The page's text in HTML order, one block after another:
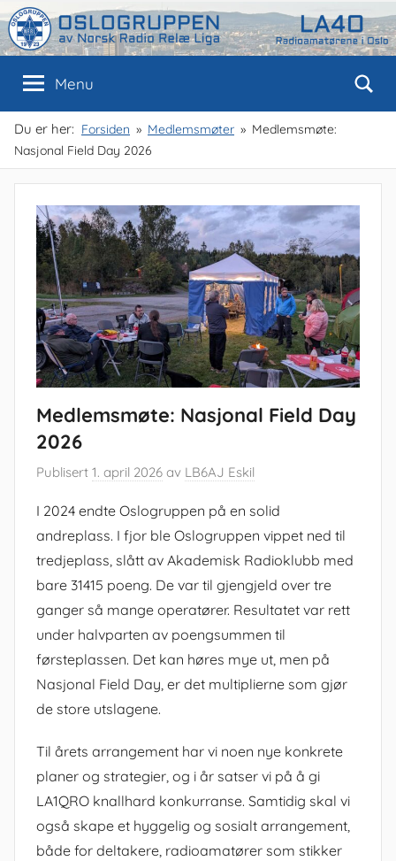
Skip
to
content
Oslogruppen
av
NRRL
Oslo
Menu
Du er her: Forsiden Medlemsmøter
Medlemsmøte:
Nasjonal Field Day 2026
Medlemsmøte: Nasjonal Field Day
2026
Publisert 1. april 2026 av LB6AJ Eskil
I 2024 endte Oslogruppen på en solid
andreplass. I fjor ble Oslogruppen vippet ned til
tredjeplass, slått av Akademisk Radioklubb med
bare 31415 poeng. De var til gjengjeld over tre
ganger så mange operatører. Resultatet var rett
under halvparten av poengsummen til
førsteplassen. Det kan høres mye ut, men på
Nasjonal Field Day, er det multiplierne som gjør
de store utslagene.
Til årets arrangement har vi noen nye konkrete
planer og strategier, og i år satser vi på å gi
LA1QRO knallhard konkurranse. Samtidig skal vi
også skape et hyggelig og sosialt arrangement,
både for deltakere, radioamatører som stikker